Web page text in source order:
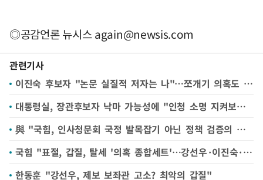
◎공감언론 뉴시스again@newsis.com
관련기사
이진숙 후보자 "논문 실질적 저자는 나"…쪼개기 의혹도 부인
대통령실, 장관후보자 낙마 가능성에 "인청 소명 지켜보고 판단할 것"
與 "국힘, 인사청문회 국정 발목잡기 아닌 정책 검증의 장 삼아야"
국힘 "표절, 갑질, 탈세 '의혹 종합세트'…강선우·이진숙·정은경 사퇴해야"(종합)
한동훈 "강선우, 제보 보좌관 고소? 최악의 갑질"